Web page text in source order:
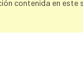
contenida en